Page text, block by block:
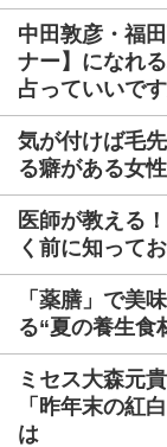
中田敦彦・福
ナー】になれ
占っていいで
気が付けば毛
る癖がある女
医師が教える
く前に知って
「薬膳」で美
る“夏の養生食
ミセス大森元
「昨年末の紅
は